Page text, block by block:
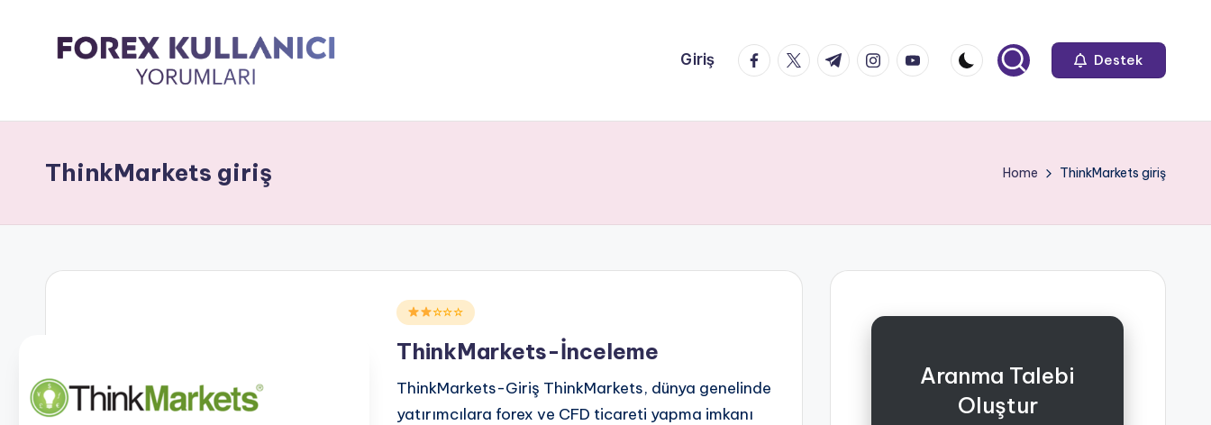
Giriş facebook.com
twitter.com
t.me instagram.com
youtube.com Destek
ThinkMarkets giriş Home ThinkMarkets giriş
Posted☆☆☆
ThinkMarkets-İnceleme
ThinkMarkets-Giriş ThinkMarkets, dünya genelinde
yatırımcılara forex ve CFD ticareti yapma imkanı
Aranma Talebi
Oluştur